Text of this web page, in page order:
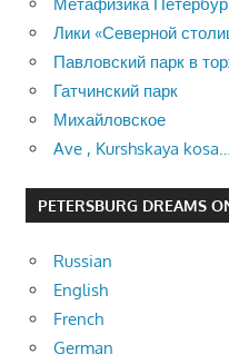
Лики «Северной
Павловский парк в
Гатчинский парк
Михайловское
Ave , Kurshskaya kosa…
PETERSBURG DREAMS
Russian
English
French
German